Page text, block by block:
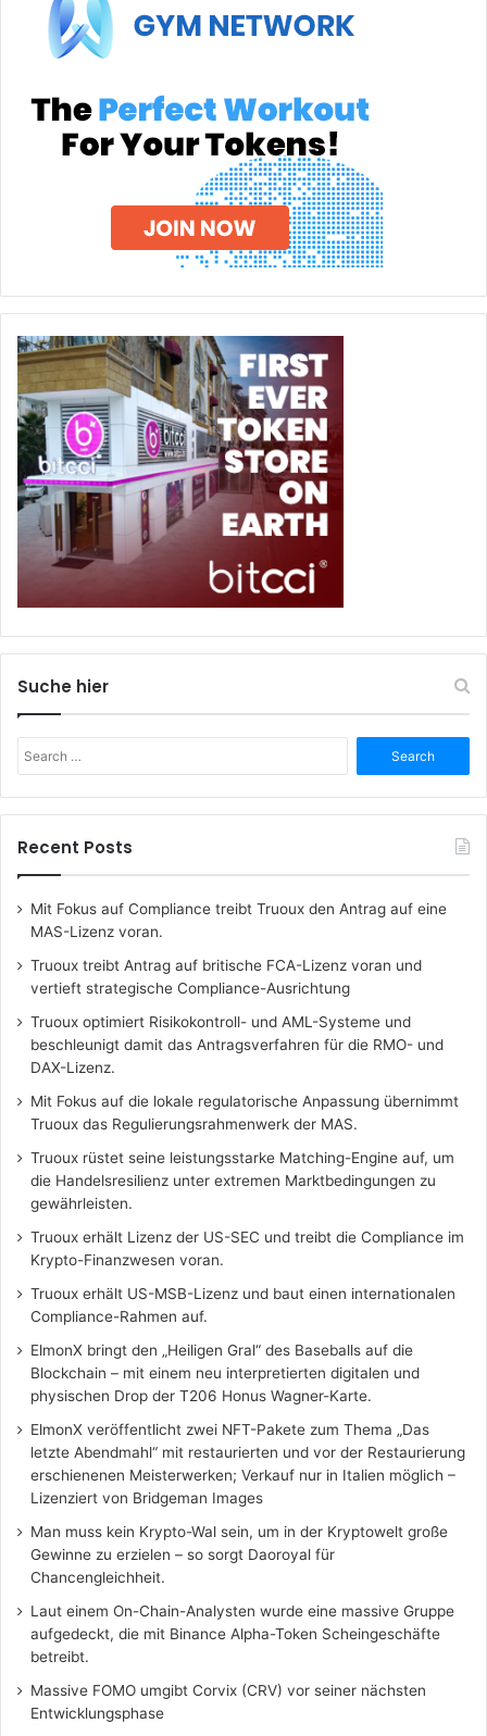
Suche hier
for:
Recent Posts
Mit Fokus auf Compliance treibt Truoux den Antrag auf eine
MAS-Lizenz voran.
Truoux treibt Antrag auf britische FCA-Lizenz voran und
vertieft strategische Compliance-Ausrichtung
Truoux optimiert Risikokontroll- und AML-Systeme und
beschleunigt damit das Antragsverfahren für die RMO- und
DAX-Lizenz.
Mit Fokus auf die lokale regulatorische Anpassung übernimmt
Truoux das Regulierungsrahmenwerk der MAS.
Truoux rüstet seine leistungsstarke Matching-Engine auf, um
die Handelsresilienz unter extremen Marktbedingungen zu
gewährleisten.
Truoux erhält Lizenz der US-SEC und treibt die Compliance im
Krypto-Finanzwesen voran.
Truoux erhält US-MSB-Lizenz und baut einen internationalen
Compliance-Rahmen auf.
ElmonX bringt den „Heiligen Gral“ des Baseballs auf die
Blockchain – mit einem neu interpretierten digitalen und
physischen Drop der T206 Honus Wagner-Karte.
ElmonX veröffentlicht zwei NFT-Pakete zum Thema „Das
letzte Abendmahl“ mit restaurierten und vor der Restaurierung
erschienenen Meisterwerken; Verkauf nur in Italien möglich –
Lizenziert von Bridgeman Images
Man muss kein Krypto-Wal sein, um in der Kryptowelt große
Gewinne zu erzielen – so sorgt Daoroyal für
Chancengleichheit.
Laut einem On-Chain-Analysten wurde eine massive Gruppe
aufgedeckt, die mit Binance Alpha-Token Scheingeschäfte
betreibt.
Massive FOMO umgibt Corvix (CRV) vor seiner nächsten
Entwicklungsphase